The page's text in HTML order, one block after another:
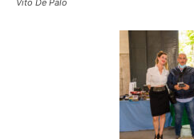
Vito De Palo